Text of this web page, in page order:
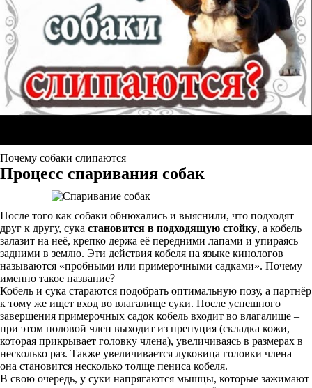
Почему собаки слипаются
Процесс спаривания собак
После того как собаки обнюхались и выяснили, что подходят
друг к другу, сука становится в подходящую стойку, а кобель
залазит на неё, крепко держа её передними лапами и упираясь
задними в землю. Эти действия кобеля на языке кинологов
называются «пробными или примерочными садками». Почему
именно такое название?
Кобель и сука стараются подобрать оптимальную позу, а партнёр
к тому же ищет вход во влагалище суки. После успешного
завершения примерочных садок кобель входит во влагалище –
при этом половой член выходит из препуция (складка кожи,
которая прикрывает головку члена), увеличиваясь в размерах в
несколько раз. Также увеличивается луковица головки члена –
она становится несколько толще пениса кобеля.
В свою очередь, у суки напрягаются мышцы, которые зажимают